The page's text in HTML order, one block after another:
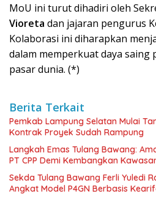
MoU ini turut dihadiri oleh
Vioreta dan jajaran pengurus
Kolaborasi ini diharapkan
dalam memperkuat daya saing
pasar dunia. (*)
Berita Terkait
Pemkab Lampung Selatan Mulai
Kontrak Proyek Sudah Rampung
Langkah Emas Tulang Bawang:
PT CPP Demi Kembangkan
Sekda Tulang Bawang Ferli Yuledi
Angkat Model P4GN Berbasis